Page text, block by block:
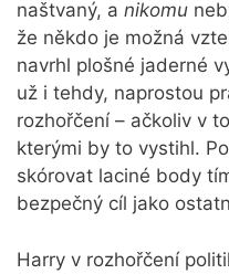
naštvaný, a nikomu
že někdo je možná
navrhl plošné jaderné
už i tehdy, naprostou
rozhořčení – ačkoliv v
kterými by to vystihl.
skórovat laciné body
bezpečný cíl jako
Harry v rozhořčení